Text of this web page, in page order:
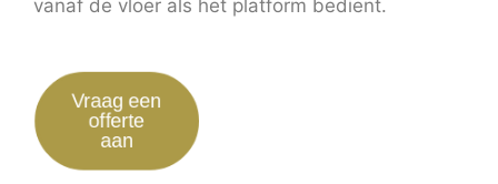
vanaf de vloer als het platform bedient.
Vraag een
offerte
aan